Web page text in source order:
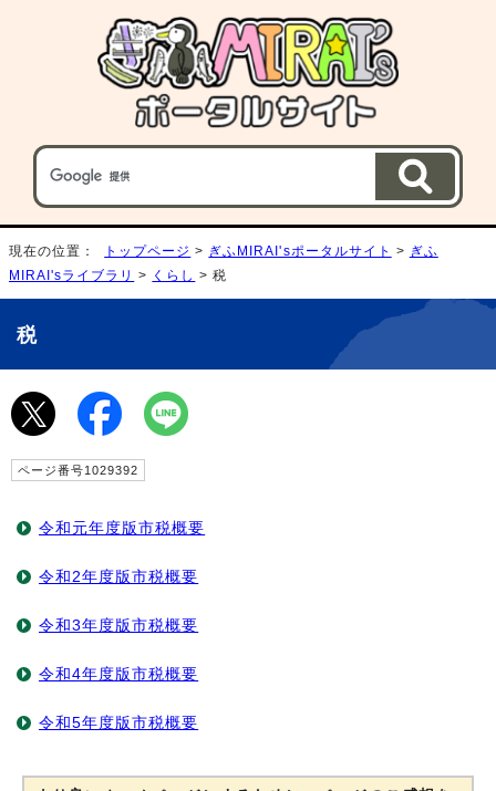
現在の位置： トップページ > ぎふMIRAI'sポータルサイト > ぎふ
MIRAI'sライブラリ > くらし > 税
税
ページ番号1029392
令和元年度版市税概要
令和2年度版市税概要
令和3年度版市税概要
令和4年度版市税概要
令和5年度版市税概要